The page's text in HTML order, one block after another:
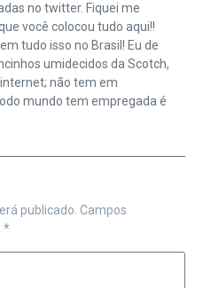
no twitter. Fiquei me
você colocou tudo aqui!!
tudo isso no Brasil! Eu de
umidecidos da Scotch,
não tem em
mundo tem empregada é
publicado. Campos
*